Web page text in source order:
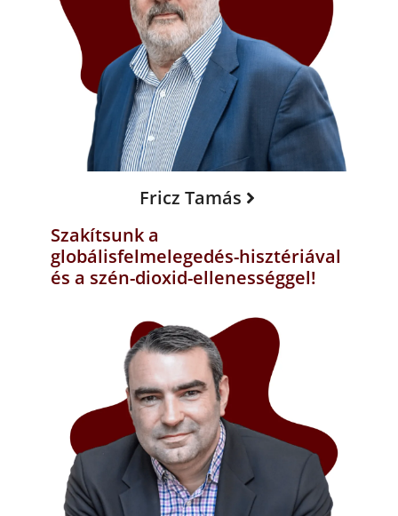
Fricz Tamás
Szakítsunk a
globálisfelmelegedés-hisztériával
és a szén-dioxid-ellenességgel!